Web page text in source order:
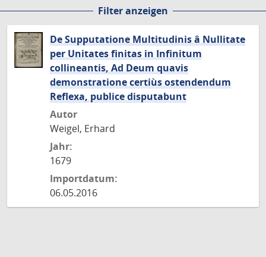
Filter anzeigen
De Supputatione Multitudinis â Nullitate
per Unitates finitas in Infinitum
collineantis, Ad Deum quavis
demonstratione certiùs ostendendum
Reflexa, publice disputabunt
Autor
Weigel, Erhard
Jahr:
1679
Importdatum:
06.05.2016